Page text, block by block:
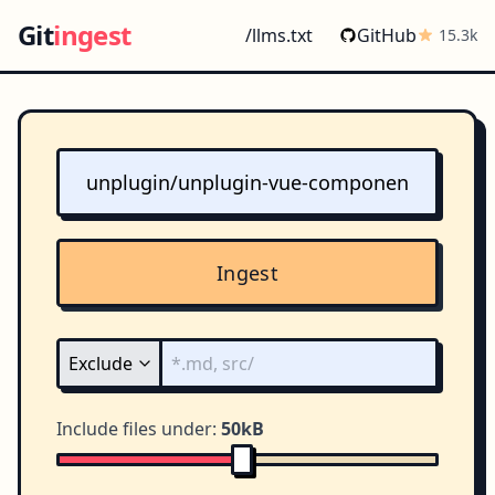
Gitingest /llms.txt GitHub 15.3k
Ingest
Include files under: 50kB